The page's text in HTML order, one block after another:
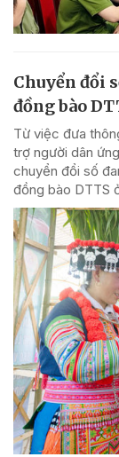
Chuyển đổi
đồng bào
Từ việc đưa
trợ người dân
chuyển đổi số
đồng bào DTTS